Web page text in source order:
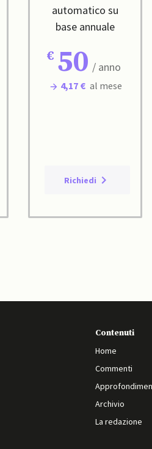
automatico su
base annuale
50 / anno
4,17 € al mese
Richiedi
Contenuti
Home
Commenti
Archivio
La redazione